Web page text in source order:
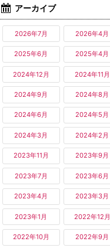
アーカイブ
2026年7月 2026年4月
2025年6月 2025年4月
2024年12月 2024年11月
2024年9月 2024年8月
2024年6月 2024年5月
2024年3月 2024年2月
2023年11月 2023年9月
2023年7月 2023年6月
2023年4月 2023年3月
2023年1月 2022年12月
2022年10月 2022年9月